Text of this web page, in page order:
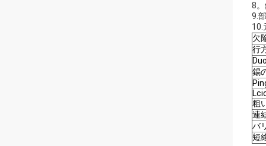
8
9.
10.
欠
行
錫
粗
連
バ
短